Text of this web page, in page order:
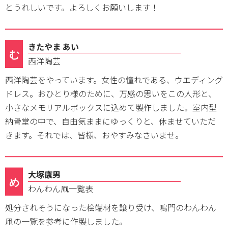
とうれしいです。よろしくお願いします！
む
きたやま あい
西洋陶芸
西洋陶芸をやっています。女性の憧れである、ウエディング
ドレス。おひとり様のために、万感の思いをこの人形と、
小さなメモリアルボックスに込めて製作しました。室内型
納骨堂の中で、自由気ままにゆっくりと、休ませていただ
きます。それでは、皆様、おやすみなさいませ。
め
大塚康男
わんわん凧一覧表
処分されそうになった桧端材を譲り受け、鳴門のわんわん
凧の一覧を参考に作製しました。